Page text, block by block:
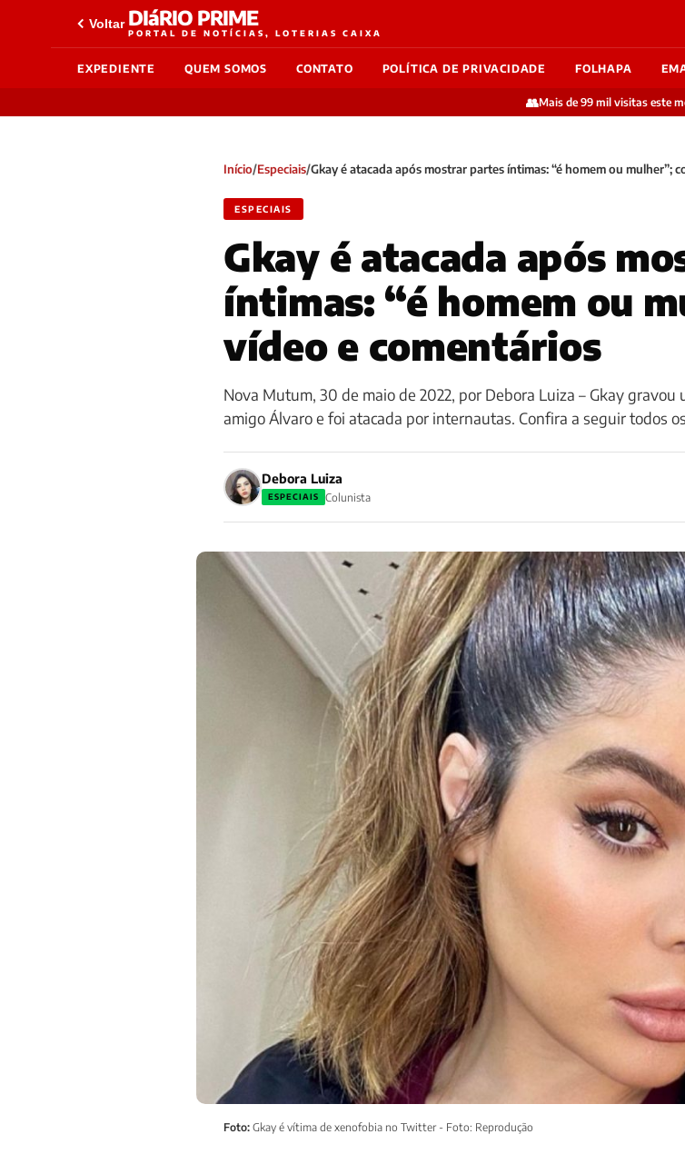
Voltar DIáRIO PRIME
PORTAL DE NOTÍCIAS, LOTERIAS CAIXA
EXPEDIENTE QUEM SOMOS CONTATO POLÍTICA DE PRIVACIDADE FOLHAPA
👥Mais de 99 mil visitas este
Início/Especiais/Gkay é atacada após mostrar partes íntimas: “é homem ou mulher”;
ESPECIAIS
Gkay é atacada após
íntimas: “é homem ou
vídeo e comentários
Nova Mutum, 30 de maio de 2022, por Debora Luiza – Gkay gravou
amigo Álvaro e foi atacada por internautas. Confira a seguir todos
Debora Luiza
ESPECIAIS Colunista
Foto: Gkay é vítima de xenofobia no Twitter - Foto: Reprodução